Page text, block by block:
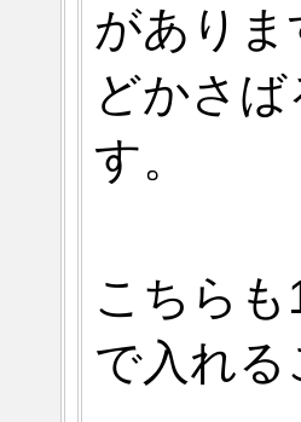
がありま
どかさ
す。
こちら
で入れ